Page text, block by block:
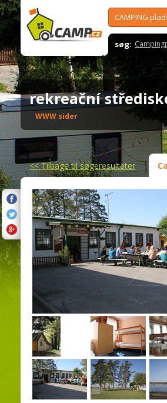
CAMPING
søg:
rekreační
WWW sider
<<Tilbage til søgeresultater